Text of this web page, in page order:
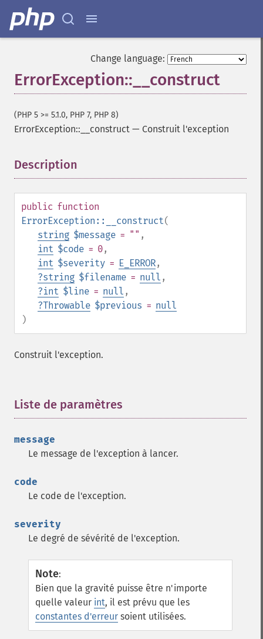
Change language:
ErrorException::__construct
(PHP 5 >= 5.1.0, PHP 7, PHP 8)
ErrorException::__construct — Construit l'exception
Description
public function
ErrorException::__construct(
string $message = "" ,
int $code = 0,
int $severity = E_ERROR,
?string $filename = null ,
?int $line = null ,
?Throwable $previous = null
)
Construit l'exception.
Liste de paramètres
message
Le message de l'exception à lancer.
code
Le code de l'exception.
severity
Le degré de sévérité de l'exception.
Note:
Bien que la gravité puisse être n'importe
quelle valeur int, il est prévu que les
constantes d'erreur soient utilisées.